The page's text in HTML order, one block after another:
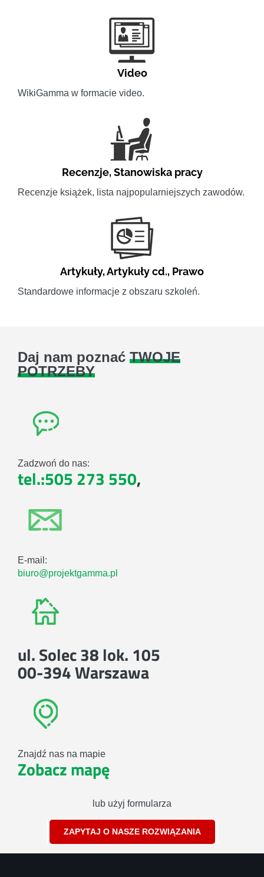
Video
WikiGamma w formacie video.
Recenzje,Stanowiska pracy
Recenzje książek, lista najpopularniejszych zawodów.
Artykuły,Artykuły cd., Prawo
Standardowe informacje z obszaru szkoleń.
Daj nam poznać TWOJE
POTRZEBY
Zadzwoń do nas:
tel.:505 273 550,
E-mail:
biuro@projektgamma.pl
ul. Solec 38 lok. 105
00-394 Warszawa
Znajdź nas na mapie
Zobacz mapę
lub użyj formularza
ZAPYTAJ O NASZE ROZWIĄZANIA